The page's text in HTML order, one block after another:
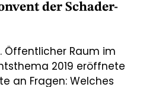
der Schader-
Öffentlicher Raum im
2019 eröffnete
an Fragen: Welches